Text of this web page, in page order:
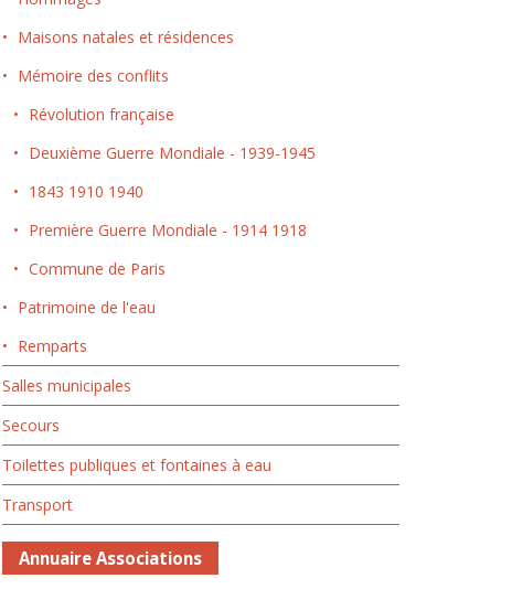
Maisons natales et résidences
Mémoire des conflits
Révolution française
Deuxième Guerre Mondiale - 1939-1945
1843 1910 1940
Première Guerre Mondiale - 1914 1918
Commune de Paris
Patrimoine de l'eau
Remparts
Salles municipales
Secours
Toilettes publiques et fontaines à eau
Transport
Annuaire Associations